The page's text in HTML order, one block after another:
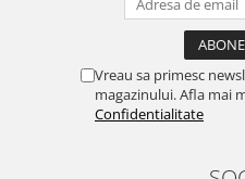
Vreau sa primesc
magazinului. Afla mai
Confidentialitate